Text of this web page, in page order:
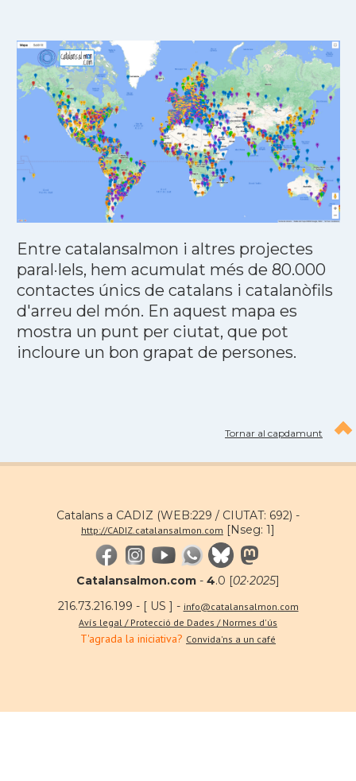
Entre catalansalmon i altres projectes
paral·lels, hem acumulat més de 80.000
contactes únics de catalans i catalanòfils
d'arreu del món. En aquest mapa es
mostra un punt per ciutat, que pot
incloure un bon grapat de persones.
Tornar al capdamunt
Catalans a CADIZ (WEB:229 / CIUTAT: 692) -
http://CADIZ.catalansalmon.com [Nseg: 1]
Catalansalmon.com - 4.0 [02·2025]
216.73.216.199 - [ US ] - info@catalansalmon.com
Avís legal / Protecció de Dades / Normes d'ús
T'agrada la iniciativa? Convida'ns a un café